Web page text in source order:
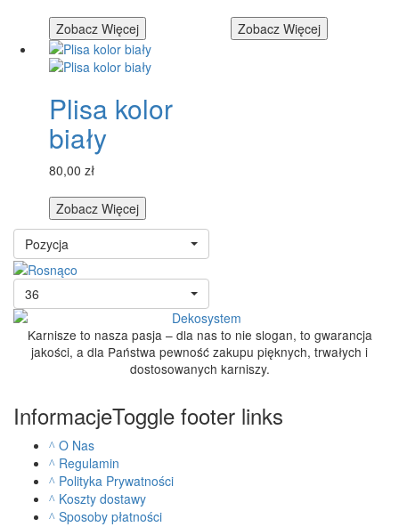
Zobacz Więcej Zobacz Więcej
Plisa kolor
biały
80,00 zł
Zobacz Więcej
Pozycja
36
Karnisze to nasza pasja – dla nas to nie slogan, to gwarancja
jakości, a dla Państwa pewność zakupu pięknych, trwałych i
dostosowanych karniszy.
InformacjeToggle footer links
O Nas
Regulamin
Polityka Prywatności
Koszty dostawy
Sposoby płatności